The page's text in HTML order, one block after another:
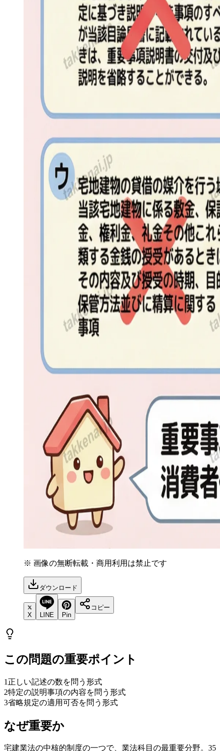
※ 画像の無断転載・商用利用は禁止です
ダウンロード
X LINE Pin
コピー
この問題の重要ポイント
1 正しい記述の数を問う形式
2特定の説明事項の内容を問う形式
3省略規定の適用可否を問う形式
なぜ重要か
宅建業法の中核的制度の一つで、業法科目の最重要分野。35